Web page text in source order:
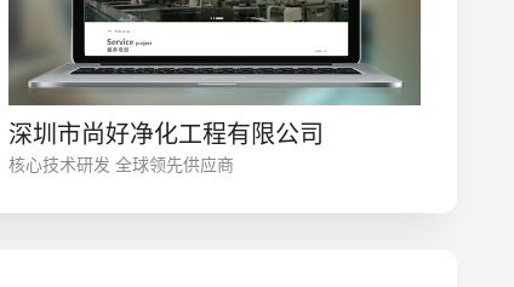
深圳市尚好净化工程有限公司
核心技术研发 全球领先供应商